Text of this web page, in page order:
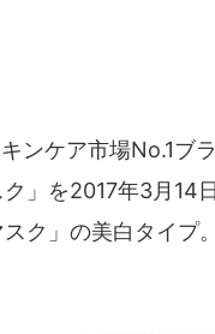
ンケア市場No.1ブ
」を2017年3月14
ク」の美白タイプ。